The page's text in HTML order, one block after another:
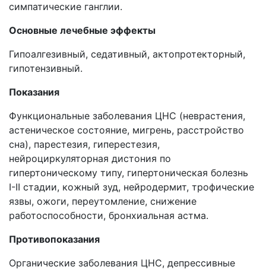
симпатические ганглии.
Основные лечебные эффекты
Гипоалгезивный, седативный, актопротекторный,
гипотензивный.
Показания
Функциональные заболевания ЦНС (неврастения,
астеническое состояние, мигрень, расстройство
сна), парестезия, гиперестезия,
нейроциркуляторная дистония по
гипертоническому типу, гипертоническая болезнь
I-II стадии, кожный зуд, нейродермит, трофические
язвы, ожоги, переутомление, снижение
работоспособности, бронхиальная астма.
Противопоказания
Органические заболевания ЦНС, депрессивные